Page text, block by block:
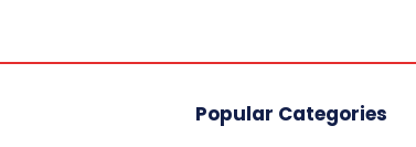
Popular Categories